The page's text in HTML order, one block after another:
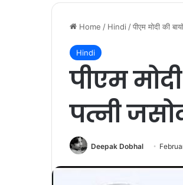
Home / Hindi /पीएम मोदी की
Hindi
पीएम
पत्नी
Deepak Dobhal